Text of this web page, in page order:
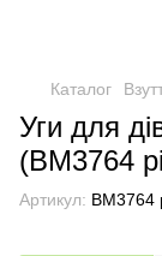
Каталог
Уги для
(BM3764
Артикул: BM3764